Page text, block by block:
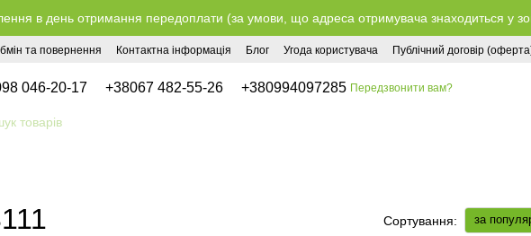
в день отримання передоплати (за умови, що адреса отримувача знаходиться у
та повернення Контактна інформація Блог Угода користувача Публічний договір
046-20-17 +38067 482-55-26 +380994097285 Передзвонити вам?
Сортування: за